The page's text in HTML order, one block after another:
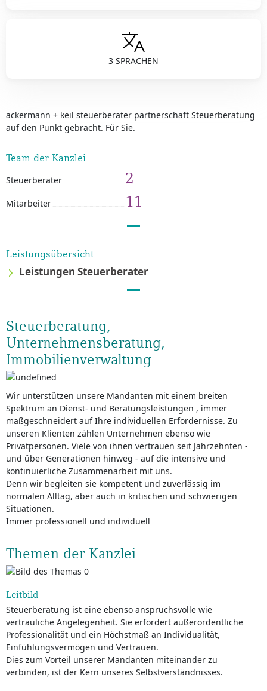
3 SPRACHEN
ackermann + keil steuerberater partnerschaft Steuerberatung
auf den Punkt gebracht. Für Sie.
Team der Kanzlei
Steuerberater 2
Mitarbeiter 11
Leistungsübersicht
Leistungen Steuerberater
Steuerberatung,
Unternehmensberatung,
Immobilienverwaltung
Wir unterstützen unsere Mandanten mit einem breiten
Spektrum an Dienst- und Beratungsleistungen , immer
maßgeschneidert auf Ihre individuellen Erfordernisse. Zu
unseren Klienten zählen Unternehmen ebenso wie
Privatpersonen. Viele von ihnen vertrauen seit Jahrzehnten -
und über Generationen hinweg - auf die intensive und
kontinuierliche Zusammenarbeit mit uns.
Denn wir begleiten sie kompetent und zuverlässig im
normalen Alltag, aber auch in kritischen und schwierigen
Situationen.
Immer professionell und individuell
Themen der Kanzlei
Leitbild
Steuerberatung ist eine ebenso anspruchsvolle wie
vertrauliche Angelegenheit. Sie erfordert außerordentliche
Professionalität und ein Höchstmaß an Individualität,
Einfühlungsvermögen und Vertrauen.
Dies zum Vorteil unserer Mandanten miteinander zu
verbinden, ist der Kern unseres Selbstverständnisses.